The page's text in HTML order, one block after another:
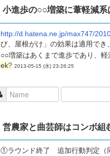
小進歩の○○増築に葦軽減
http://d.hatena.ne.jp/max747/
び、屋根がけ」の効果は適用で
○○増築はあくまで進歩であり、
ek? 2013-05-15 (水) 23:26:25
営農家と曲芸師はコンボ
①ラウンド終了 追加行動判定（